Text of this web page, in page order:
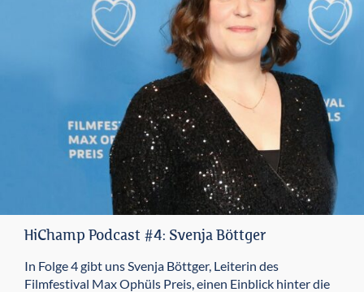
HiChamp Podcast #4: Svenja Böttger
In Folge 4 gibt uns Svenja Böttger, Leiterin des
Filmfestival Max Ophüls Preis, einen Einblick hinter die